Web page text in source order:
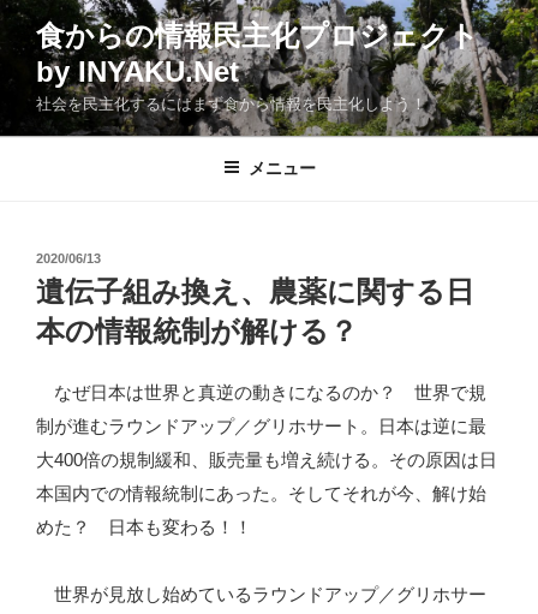
コ
食からの情報民主化プロジェクト
by INYAKU.Net
社会を民主化するにはまず食から情報を民主化しよう！
メニュー
投
稿
日:
2020/06/13
遺伝子組み換え、農薬に関する日
本の情報統制が解ける？
なぜ日本は世界と真逆の動きになるのか？ 世界で規
制が進むラウンドアップ／グリホサート。日本は逆に最
大400倍の規制緩和、販売量も増え続ける。その原因は日
本国内での情報統制にあった。そしてそれが今、解け始
めた？ 日本も変わる！！
世界が見放し始めているラウンドアップ／グリホサー